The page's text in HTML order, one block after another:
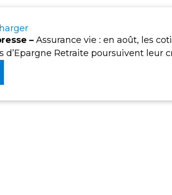
– Assurance vie : en août, les
d’Epargne Retraite poursuivent leur